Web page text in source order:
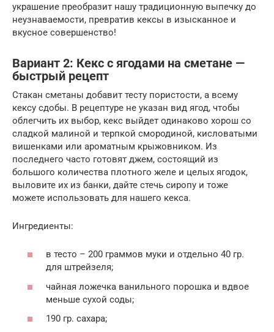
украшение преобразит нашу традиционную выпечку до
неузнаваемости, превратив кексы в изысканное и
вкусное совершенство!
Вариант 2: Кекс с ягодами на сметане —
быстрый рецепт
Стакан сметаны добавит тесту пористости, а всему
кексу сдобы. В рецептуре не указан вид ягод, чтобы
облегчить их выбор, кекс выйдет одинаково хорош со
сладкой малиной и терпкой смородиной, кисловатыми
вишенками или ароматным крыжовником. Из
последнего часто готовят джем, состоящий из
большого количества плотного желе и целых ягодок,
выловите их из банки, дайте стечь сиропу и тоже
можете использовать для нашего кекса.
Ингредиенты:
в тесто – 200 граммов муки и отдельно 40 гр.
для штрейзеля;
чайная ложечка ванильного порошка и вдвое
меньше сухой соды;
190 гр. сахара;